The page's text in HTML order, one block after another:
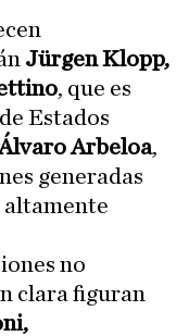
Jürgen Klopp,
, que es
Estados
Arbeloa,
generadas
altamente
no
clara figuran